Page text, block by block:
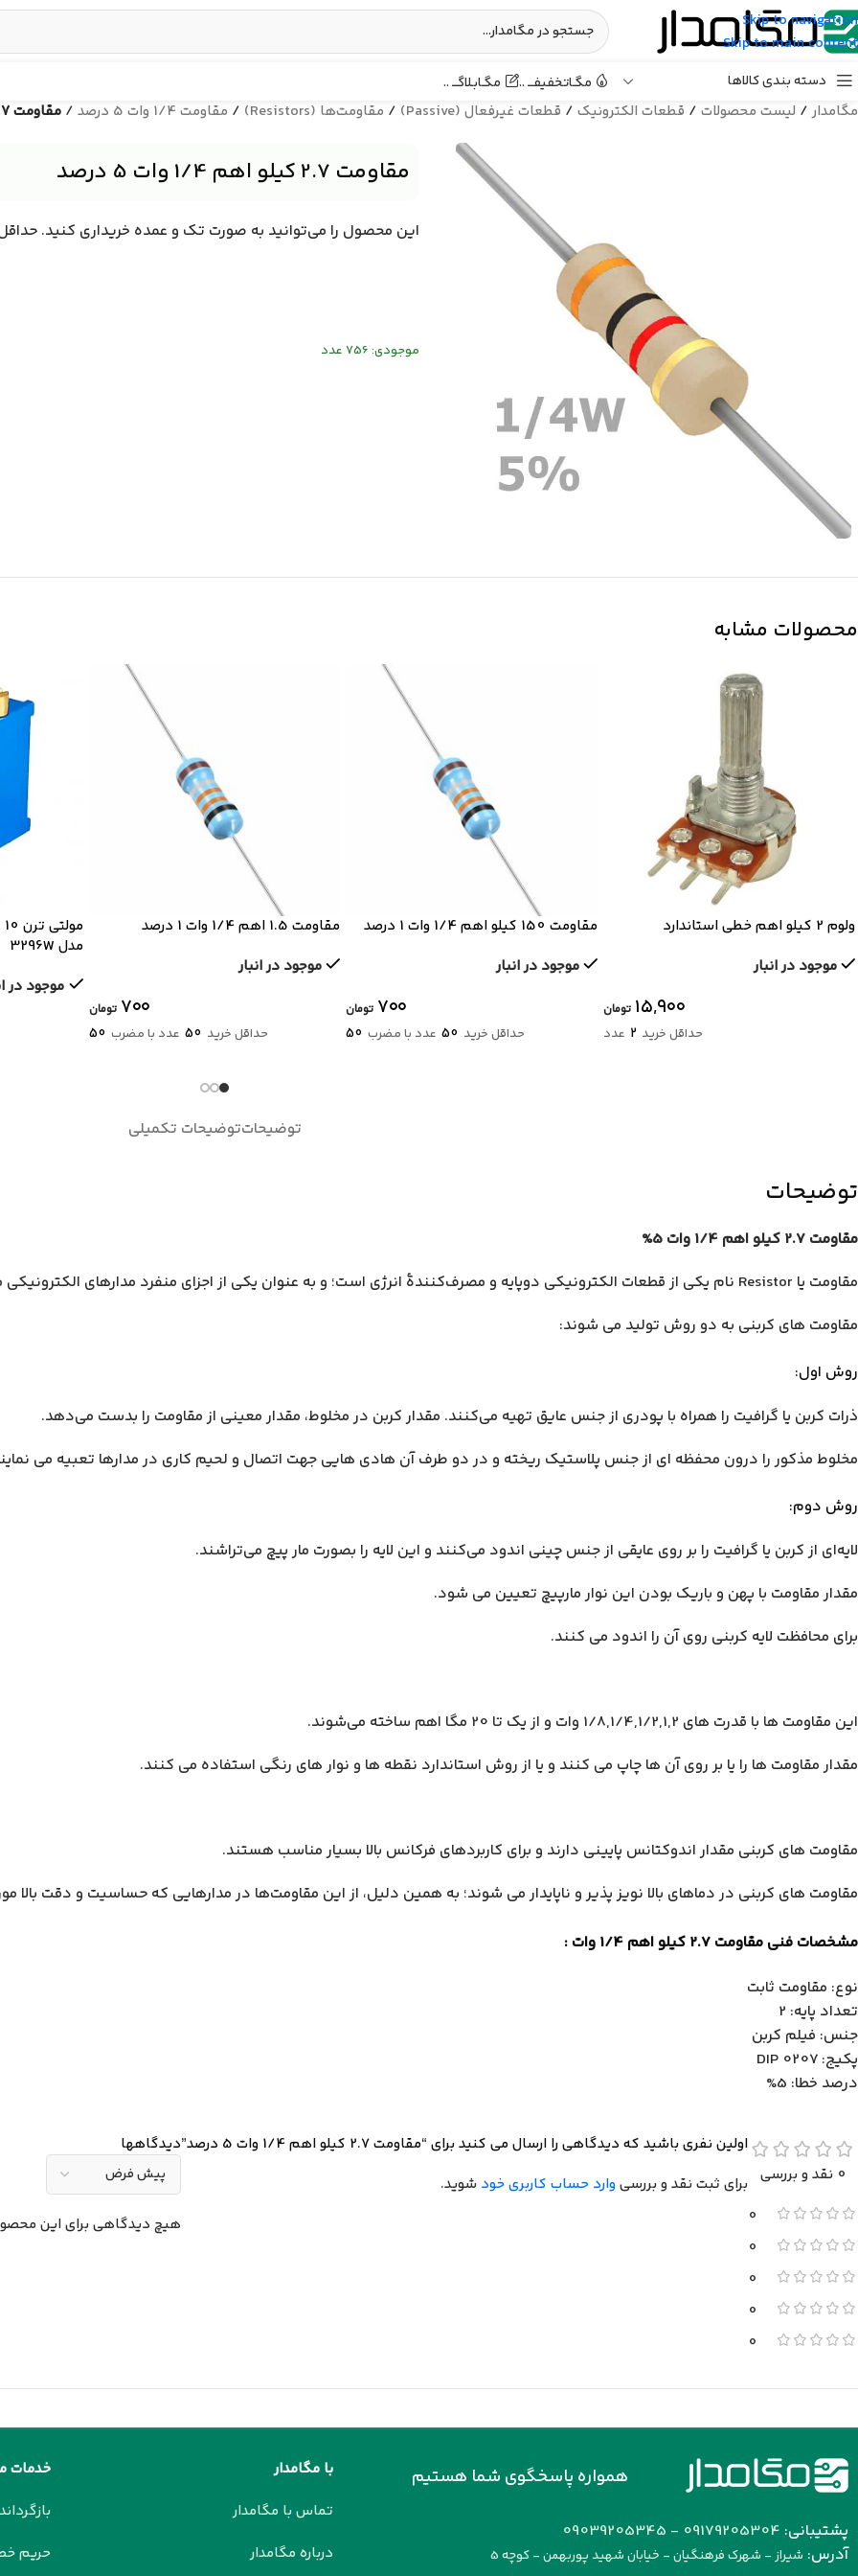
Skip to navigation
Skip to main content
دسته بندی کالاها مگـاتخفیفـــ .. مگـابـلاگـــ ..
مگامدار/ لیست محصولات / قطعات الکترونیک / قطعات غیرفعال (Passive) / مقاومت‌ها (Resistors) / مقاومت 1/4 وات 5 درصد / مقاومت 2.7 کیلو اهم 1/4 وات 5 درصد
مقاومت 2.7 کیلو اهم 1/4 وات 5 درصد
این محصول را می‌توانید به صورت تک و عمده خریداری کنید. حداقل تعداد قابل سفارش 1 عدد و
موجودی: 756 عدد
محصولات مشابه
ولوم 2 کیلو اهم خطی استاندارد
موجود در انبار
۱۵,۹۰۰ تومان
حداقل خرید 2 عدد
مقاومت 150 کیلو اهم 1/4 وات 1 درصد
موجود در انبار
۷۰۰ تومان
حداقل خرید 50عدد با مضرب 50
مقاومت 1.5 اهم 1/4 وات 1 درصد
موجود در انبار
۷۰۰ تومان
حداقل خرید 50 عدد با مضرب 50
مدل 3296W
موجود در
توضیحاتتوضیحات تکمیلی
توضیحات
مقاومت 2.7 کیلو اهم 1/4 وات 5%
مقاومت یا Resistor نام یکی از قطعات الکترونیکی دوپایه و مصرف‌کنندهٔ انرژی است؛ و به عنوان یکی از اجزای منفرد مدارهای الکترونیکی مقاومت الکتریکی مورد نیاز را ایجاد و اعمال می‌کند.
مقاومت های کربنی به دو روش تولید می شوند:
روش اول:
ذرات کربن یا گرافیت را همراه با پودری از جنس عایق تهیه می‌کنند. مقدار کربن در مخلوط، مقدار معینی از مقاومت را بدست می‌دهد.
مخلوط مذکور را درون محفظه ای از جنس پلاستیک ریخته و در دو طرف آن هادی هایی جهت اتصال و لحیم کاری در مدارها تعبیه می
روش دوم:
لایه‌ای از کربن یا گرافیت را بر روی عایقی از جنس چینی اندود می‌کنند و این لایه را بصورت مار پیچ می‌تراشند.
مقدار مقاومت با پهن و باریک بودن این نوار مارپیچ تعیین می شود.
برای محافظت لایه کربنی روی آن را اندود می کنند.
این مقاومت ها با قدرت های 1/8,1/4,1/2,1,2 وات و از یک تا 20 مگا اهم ساخته می‌شوند.
مقدار مقاومت ها را یا بر روی آن ها چاپ می کنند و یا از روش استاندارد نقطه ها و نوار های رنگی استفاده می کنند.
مقاومت‌ های کربنی مقدار اندوکتانس پایینی دارند و برای کاربردهای فرکانس بالا بسیار مناسب هستند.
مقاومت‌ های کربنی در دماهای بالا نویز پذیر و ناپایدار می شوند؛ به همین دلیل، از این مقاومت‌ها در مدارهایی که حساسیت و دقت بالا
مشخصات فنی مقاومت 2.7 کیلو اهم 1/4 وات :
نوع: مقاومت ثابت
تعداد پایه: 2
جنس: فیلم کربن
پکیج: DIP 0207
درصد خطا: 5%
0 نقد و بررسی
0
0
0
0
0
دیدگاهها
هیچ دیدگاهی برای این
اولین نفری باشید که دیدگاهی را ارسال می کنید برای “مقاومت 2.7 کیلو اهم 1/4 وات 5 درصد”
برای ثبت نقد و بررسیوارد حساب کاربری خود شوید.
همواره پاسخگوی شما هستیم
پشتیبانی: 09179205304 - 09039205345
آدرس: شیراز - شهرک فرهنگیان - خیابان شهید پوربهمن - کوچه 5
با مگامدار
تماس با مگامدار
درباره مگامدار
خدمات
حریم